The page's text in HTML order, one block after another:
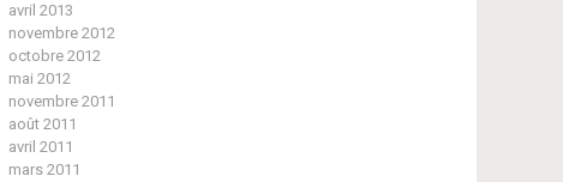
avril 2013
novembre 2012
octobre 2012
mai 2012
novembre 2011
août 2011
avril 2011
mars 2011